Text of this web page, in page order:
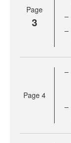
Page
3
Page 4